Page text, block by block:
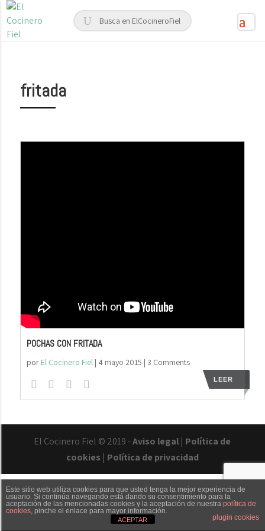
fritada
POCHAS CON FRITADA
por El Cocinero Fiel| 4 mayo 2015 | 3 Comments
LEER
El Cocinero Fiel © 2019 -Aviso legal | Política de
cookies | Política de privacidad
Txaber Allué Redes sociales Contacto
Este sitio web utiliza cookies para que usted tenga la mejor experiencia de
usuario. Si continúa navegando está dando su consentimiento para la
aceptación de las mencionadas cookies y la aceptación de nuestra política de
cookies, pinche el enlace para mayor información.
plugin cookies
ACEPTAR